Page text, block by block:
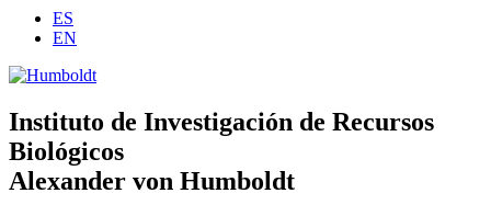
ES
EN
Instituto de Investigación de Recursos
Biológicos
Alexander von Humboldt